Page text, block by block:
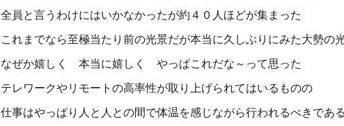
全員と言うわけにはいかなかったが約４０人ほどが集まった
これまでなら至極当たり前の光景だが本当に久しぶりにみた大勢の
なぜか嬉しく 本当に嬉しく やっぱこれだな～って思った
テレワークやリモートの高率性が取り上げられてはいるものの
仕事はやっぱり人と人との間で体温を感じながら行われるべきであ